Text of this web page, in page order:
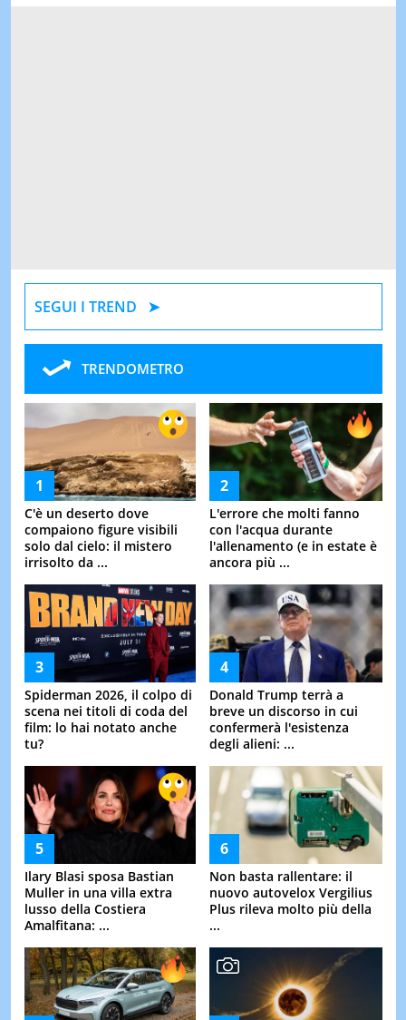
SEGUI I TREND
TRENDOMETRO
C'è un deserto dove
compaiono figure visibili
solo dal cielo: il mistero
irrisolto da ...
L'errore che molti fanno
con l'acqua durante
l'allenamento (e in estate è
ancora più ...
Spiderman 2026, il colpo di
scena nei titoli di coda del
film: lo hai notato anche
tu?
Donald Trump terrà a
breve un discorso in cui
confermerà l'esistenza
degli alieni: ...
Ilary Blasi sposa Bastian
Muller in una villa extra
lusso della Costiera
Amalfitana: ...
Non basta rallentare: il
nuovo autovelox Vergilius
Plus rileva molto più della
...